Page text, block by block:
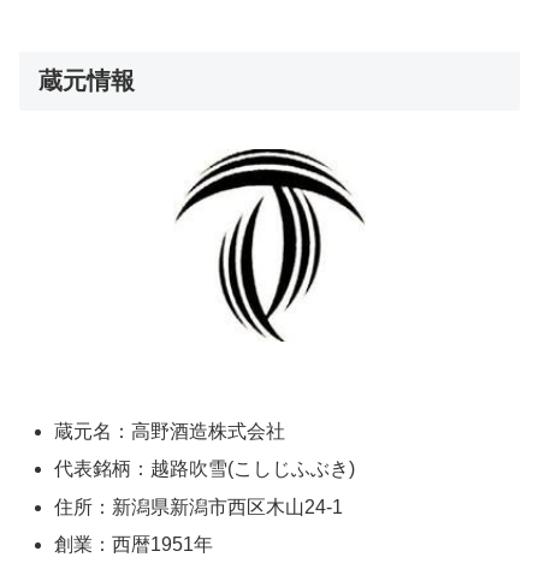
蔵元情報
蔵元名：高野酒造株式会社
代表銘柄：越路吹雪(こしじふぶき)
住所：新潟県新潟市西区木山24-1
創業：西暦1951年